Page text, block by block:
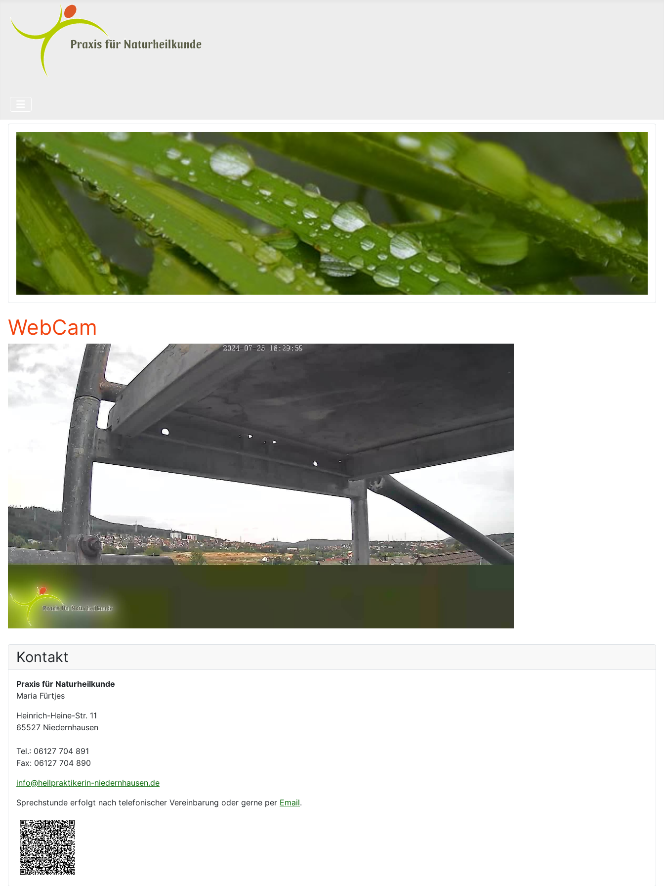
WebCam
Kontakt
Praxis für Naturheilkunde
Maria Fürtjes
Heinrich-Heine-Str. 11
65527 Niedernhausen
Tel.: 06127 704 891
Fax: 06127 704 890
info@heilpraktikerin-niedernhausen.de
Sprechstunde erfolgt nach telefonischer Vereinbarung oder gerne per Email.